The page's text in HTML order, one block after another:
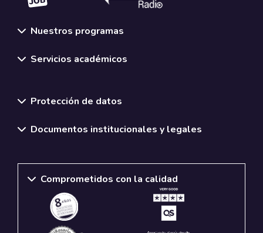
Nuestros programas
Servicios académicos
Protección de datos
Documentos institucionales y legales
Comprometidos con la calidad